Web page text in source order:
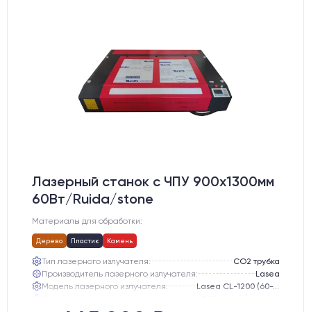
Лазерный станок c ЧПУ 900х1300мм
60Вт/Ruida/stone
Материалы для обработки:
Дерево Пластик Камень
Тип лазерного излучателя:
СО2 трубка
Производитель лазерного излучателя:
Lasea
Модель лазерного излучателя:
Lasea CL-1200 (60-75 Вт)